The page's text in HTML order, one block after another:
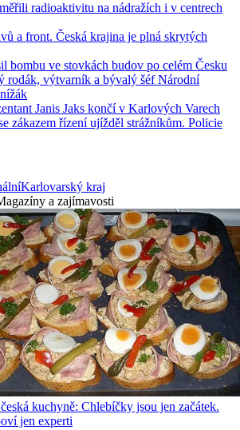
radioaktivitu na nádražích i v centrech
a front. Česká krajina je plná skrytých
bombu ve stovkách budov po celém Česku
rodák, výtvarník a bývalý šéf Národní
Janis Jaks končí v Karlových Varech
zákazem řízení ujížděl strážníkům. Policie
Karlovarský kraj
a zajímavosti
kuchyně: Chlebíčky jsou jen začátek.
jen experti